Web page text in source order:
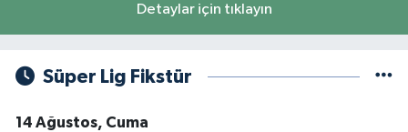
Detaylar için tıklayın
Süper Lig Fikstür
14 Ağustos, Cuma